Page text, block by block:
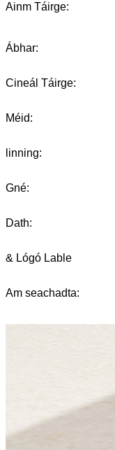
Ainm Táirge:
Ábhar:
Cineál Táirge:
Méid:
linning:
Gné:
Dath:
& Lógó Lable
Am seachadta: